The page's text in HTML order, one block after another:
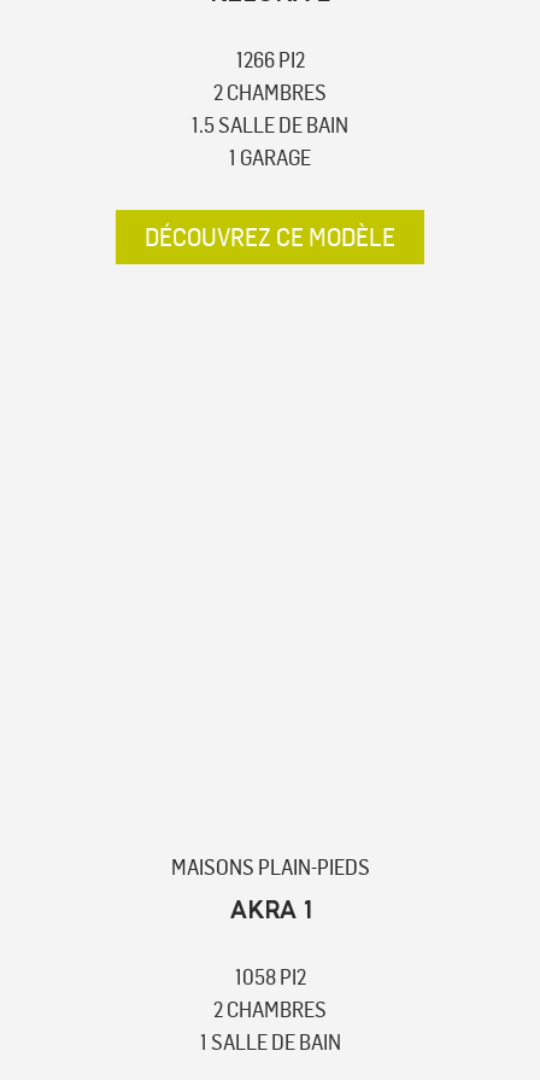
1266 PI2
2 CHAMBRES
1.5 SALLE DE BAIN
1 GARAGE
DÉCOUVREZ CE MODÈLE
MAISONS PLAIN-PIEDS
AKRA 1
1058 PI2
2 CHAMBRES
1 SALLE DE BAIN